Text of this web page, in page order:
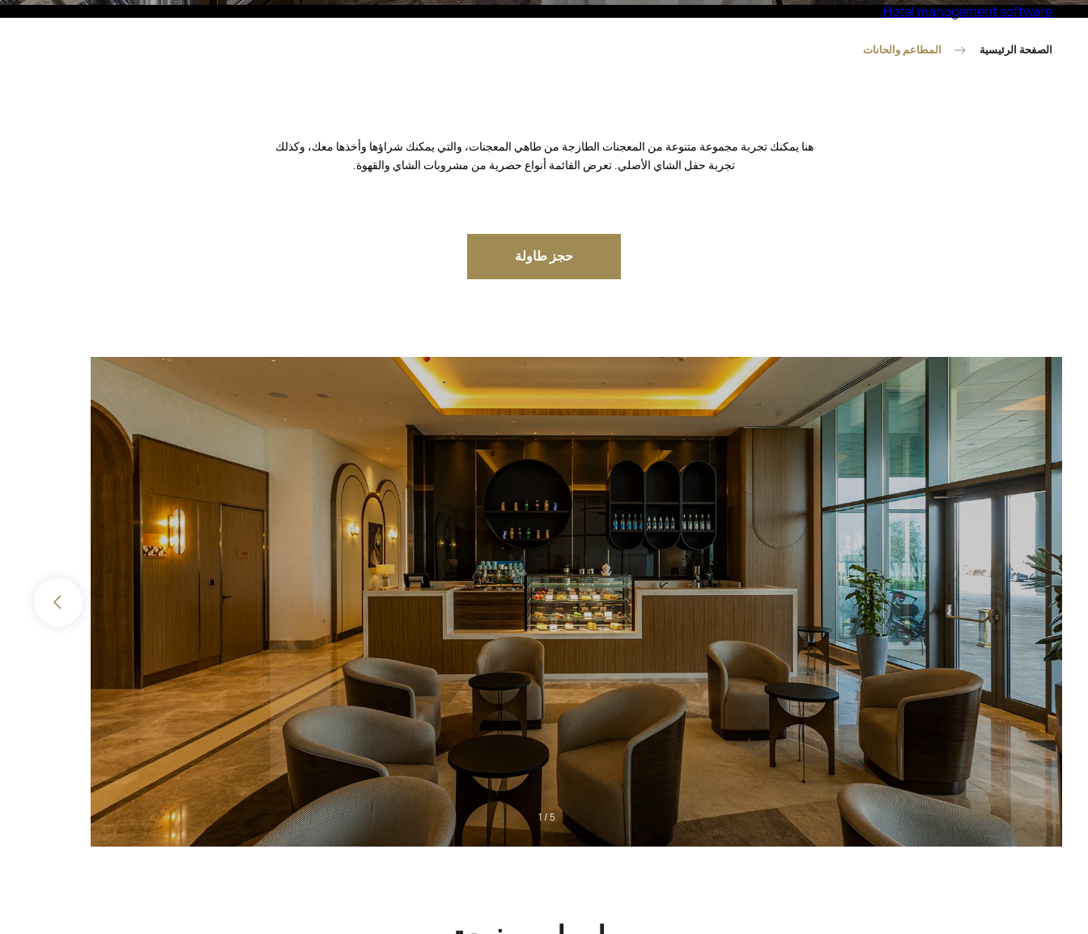
Eco Village Superior
Eco Village Premium
Eco Village
Eco Village Grand
الحانات النباتية Hotel management software
الصفحة الرئيسية المطاعم والحانات
هنا يمكنك تجربة مجموعة متنوعة من المعجنات الطازجة من طاهي المعجنات، والتي يمكنك شراؤها وأخذها معك، وكذلك
تجربة حفل الشاي الأصلي. تعرض القائمة أنواع حصرية من مشروبات الشاي والقهوة.
حجز طاولة
1/5